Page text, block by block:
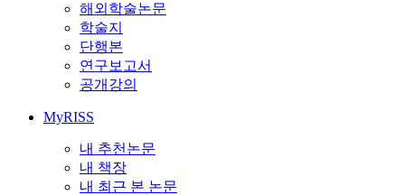
해외학술논문
학술지
단행본
연구보고서
공개강의
MyRISS
내 추천논문
내 책장
내 최근 본 논문